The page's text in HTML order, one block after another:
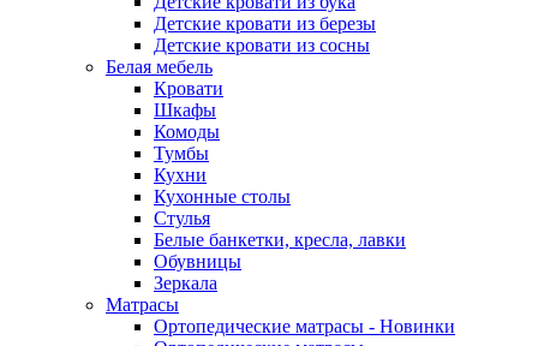
Детские кровати из березы
Детские кровати из сосны
Белая мебель
Кровати
Шкафы
Комоды
Тумбы
Кухни
Кухонные столы
Стулья
Белые банкетки, кресла, лавки
Обувницы
Зеркала
Матрасы
Ортопедические матрасы - Новинки